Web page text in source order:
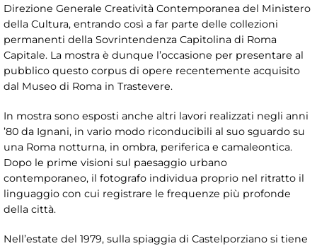
Direzione Generale Creatività Contemporanea del Ministero
della Cultura, entrando così a far parte delle collezioni
permanenti della Sovrintendenza Capitolina di Roma
Capitale. La mostra è dunque l’occasione per presentare al
pubblico questo corpus di opere recentemente acquisito
dal Museo di Roma in Trastevere.
In mostra sono esposti anche altri lavori realizzati negli anni
’80 da Ignani, in vario modo riconducibili al suo sguardo su
una Roma notturna, in ombra, periferica e camaleontica.
Dopo le prime visioni sul paesaggio urbano
contemporaneo, il fotografo individua proprio nel ritratto il
linguaggio con cui registrare le frequenze più profonde
della città.
Nell’estate del 1979, sulla spiaggia di Castelporziano si tiene